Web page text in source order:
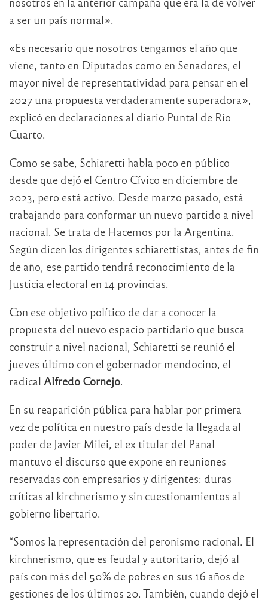
a ser un país normal».
«Es necesario que nosotros tengamos el año que
viene, tanto en Diputados como en Senadores, el
mayor nivel de representatividad para pensar en el
2027 una propuesta verdaderamente superadora»,
explicó en declaraciones al diario Puntal de Río
Cuarto.
Como se sabe, Schiaretti habla poco en público
desde que dejó el Centro Cívico en diciembre de
2023, pero está activo. Desde marzo pasado, está
trabajando para conformar un nuevo partido a nivel
nacional. Se trata de Hacemos por la Argentina.
Según dicen los dirigentes schiarettistas, antes de fin
de año, ese partido tendrá reconocimiento de la
Justicia electoral en 14 provincias.
Con ese objetivo político de dar a conocer la
propuesta del nuevo espacio partidario que busca
construir a nivel nacional, Schiaretti se reunió el
jueves último con el gobernador mendocino, el
radical Alfredo Cornejo.
En su reaparición pública para hablar por primera
vez de política en nuestro país desde la llegada al
poder de Javier Milei, el ex titular del Panal
mantuvo el discurso que expone en reuniones
reservadas con empresarios y dirigentes: duras
críticas al kirchnerismo y sin cuestionamientos al
gobierno libertario.
“Somos la representación del peronismo racional. El
kirchnerismo, que es feudal y autoritario, dejó al
país con más del 50% de pobres en sus 16 años de
gestiones de los últimos 20. También, cuando dejó el